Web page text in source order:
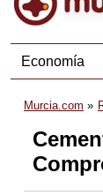
Economía
Murcia.com